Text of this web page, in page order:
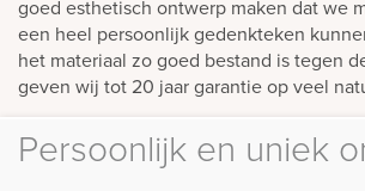
goed esthetisch ontwerp maken dat we
een heel persoonlijk gedenkteken
het materiaal zo goed bestand is tegen
geven wij tot 20 jaar garantie op veel
Persoonlijk en uniek